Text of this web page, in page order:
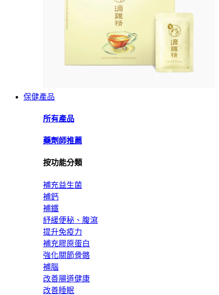
保健產品
所有產品
藥劑師推薦
按功能分類
補充益生菌
補鈣
補鐵
紓緩便秘、腹瀉
提升免疫力
補充膠原蛋白
強化關節骨骼
補腦
改善腸道健康
改善睡眠